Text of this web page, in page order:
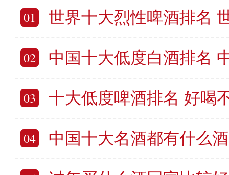
01 世界十大烈性啤酒排名 世界
02 中国十大低度白酒排名 中国十
03 十大低度啤酒排名 好喝不易醉的
04 中国十大名酒都有什么酒 全国十